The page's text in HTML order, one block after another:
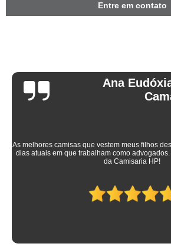
Entre em contato
Ana
As melhores camisas que vestem meus filhos
dias atuais em que trabalham como
da Camisaria HP!